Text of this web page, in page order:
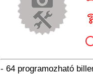
- 64 programozható